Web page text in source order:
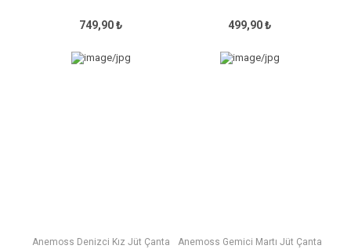
749,90 ₺ 499,90 ₺
Anemoss Denizci Kız Jüt Çanta Anemoss Gemici Martı Jüt Çanta